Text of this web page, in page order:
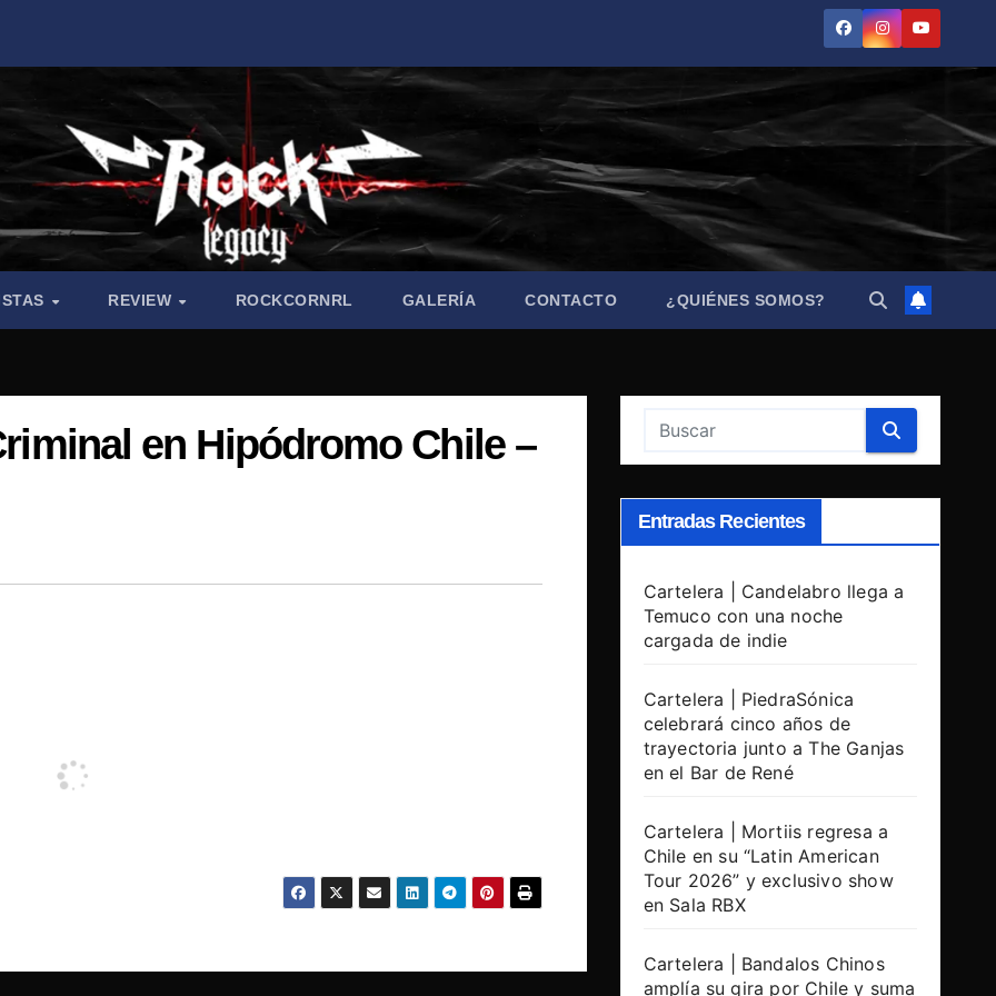
REVIEW ROCKCORNRL GALERÍA CONTACTO ¿QUIÉNES SOMOS?
en Hipódromo Chile –
Entradas Recientes
Cartelera | Candelabro llega a
Temuco con una noche
cargada de indie
Cartelera | PiedraSónica
celebrará cinco años de
trayectoria junto a The Ganjas
en el Bar de René
Cartelera | Mortiis regresa a
Chile en su “Latin American
Tour 2026” y exclusivo show
en Sala RBX
Cartelera | Bandalos Chinos
amplía su gira por Chile y suma